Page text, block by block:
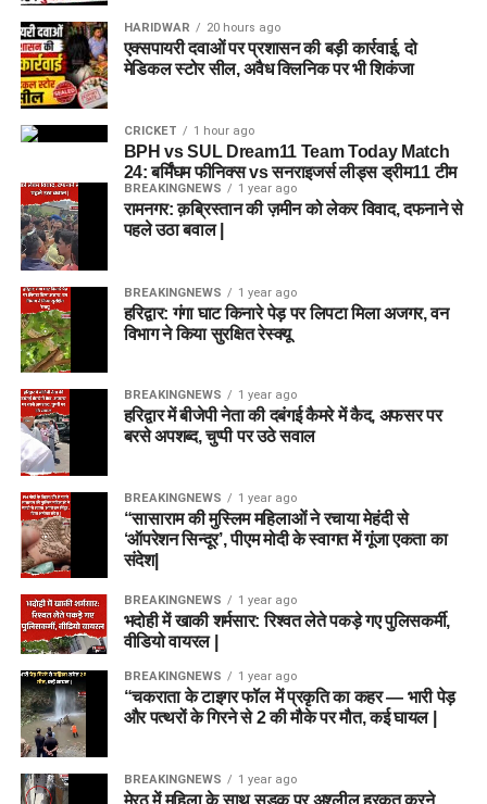
HARIDWAR 20 hours ago
एक्सपायरी दवाओं पर प्रशासन की बड़ी कार्रवाई, दो
मेडिकल स्टोर सील, अवैध क्लिनिक पर भी शिकंजा
CRICKET 1 hour ago
BPH vs SUL Dream11 Team Today Match
24: बर्मिंघम फीनिक्स vs सनराइजर्स लीड्स ड्रीम11 टीम
BREAKINGNEWS 1 year ago
रामनगर: क़ब्रिस्तान की ज़मीन को लेकर विवाद, दफनाने से
पहले उठा बवाल |
BREAKINGNEWS 1 year ago
हरिद्वार: गंगा घाट किनारे पेड़ पर लिपटा मिला अजगर, वन
विभाग ने किया सुरक्षित रेस्क्यू
BREAKINGNEWS 1 year ago
हरिद्वार में बीजेपी नेता की दबंगई कैमरे में कैद, अफसर पर
बरसे अपशब्द, चुप्पी पर उठे सवाल
BREAKINGNEWS 1 year ago
“सासाराम की मुस्लिम महिलाओं ने रचाया मेहंदी से
‘ऑपरेशन सिन्दूर’, पीएम मोदी के स्वागत में गूंजा एकता का
संदेश|
BREAKINGNEWS 1 year ago
भदोही में खाकी शर्मसार: रिश्वत लेते पकड़े गए पुलिसकर्मी,
वीडियो वायरल |
BREAKINGNEWS 1 year ago
“चकराता के टाइगर फॉल में प्रकृति का कहर — भारी पेड़
और पत्थरों के गिरने से 2 की मौके पर मौत, कई घायल |
BREAKINGNEWS 1 year ago